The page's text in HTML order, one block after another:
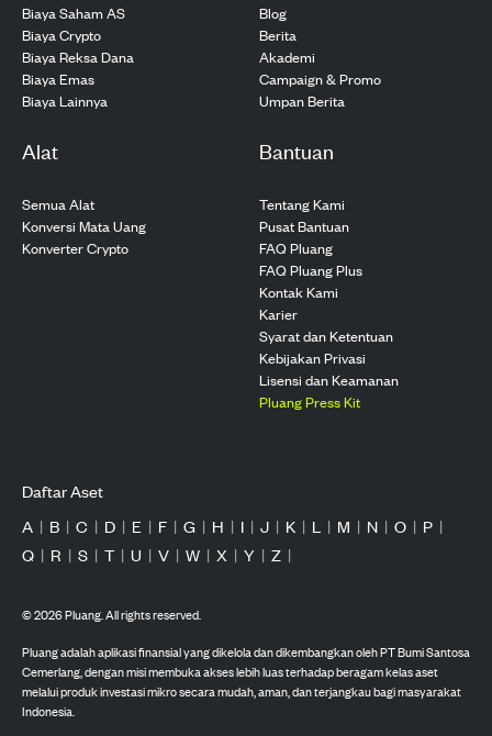
Biaya Saham AS
Biaya Crypto
Biaya Reksa Dana
Biaya Emas
Biaya Lainnya
Blog
Berita
Akademi
Campaign & Promo
Umpan Berita
Alat
Semua Alat
Konversi Mata Uang
Konverter Crypto
Bantuan
Tentang Kami
Pusat Bantuan
FAQ Pluang
FAQ Pluang Plus
Kontak Kami
Karier
Syarat dan Ketentuan
Kebijakan Privasi
Lisensi dan Keamanan
Pluang Press Kit
Daftar Aset
A | B | C | D | E | F | G | H | I | J | K | L | M | N | O | P |
Q | R | S | T | U | V | W | X | Y | Z |
©2026Pluang. All rights reserved.
Pluang adalah aplikasi finansial yang dikelola dan dikembangkan oleh PT Bumi Santosa
Cemerlang, dengan misi membuka akses lebih luas terhadap beragam kelas aset
melalui produk investasi mikro secara mudah, aman, dan terjangkau bagi masyarakat
Indonesia.